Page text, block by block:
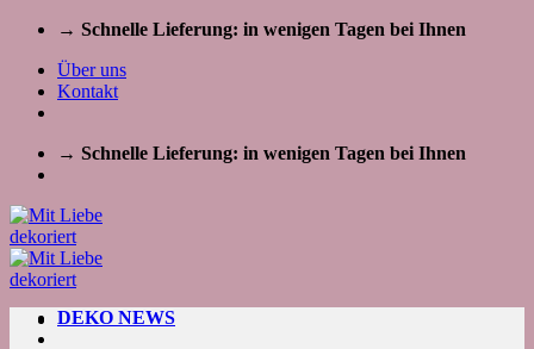
Zum
springen
→ Schnelle Lieferung: in wenigen Tagen bei Ihnen
Über uns
Kontakt
→ Schnelle Lieferung: in wenigen Tagen bei Ihnen
DEKO NEWS